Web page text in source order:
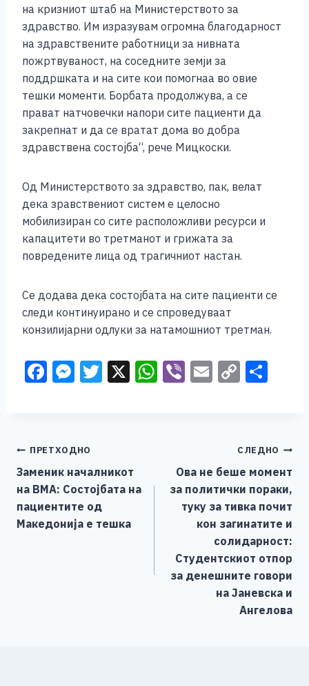
на кризниот штаб на Министерството за
здравство. Им изразувам огромна благодарност
на здравствените работници за нивната
пожртвуваност, на соседните земји за
поддршката и на сите кои помогнаа во овие
тешки моменти. Борбата продолжува, а се
прават натчовечки напори сите пациенти да
закрепнат и да се вратат дома во добра
здравствена состојба“, рече Мицкоски.
Од Министерството за здравство, пак, велат
дека зравствениот систем е целосно
мобилизиран со сите расположливи ресурси и
капацитети во третманот и грижата за
повредените лица од трагичниот настан.
Се додава дека состојбата на сите пациенти се
следи континуирано и се спроведуваат
конзилијарни одлуки за натамошниот третман.
F
b
o
o
k
M
n
g
er
T X W Vi E C
Li
n
k
Навигација
на
напис
ПРЕТХОДНО
Заменик началникот
на ВМА: Состојбата на
пациентите од
Македонија е тешка
СЛЕДНО
Ова не беше момент
за политички пораки,
туку за тивка почит
кон загинатите и
солидарност:
Студентскиот отпор
за денешните говори
на Јаневска и
Ангелова